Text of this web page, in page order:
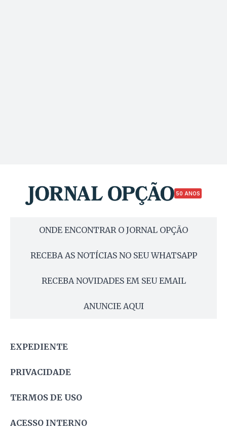
50 ANOS
ONDE ENCONTRAR O JORNAL OPÇÃO
RECEBA AS NOTÍCIAS NO SEU WHATSAPP
RECEBA NOVIDADES EM SEU EMAIL
ANUNCIE AQUI
EXPEDIENTE
PRIVACIDADE
TERMOS DE USO
ACESSO INTERNO